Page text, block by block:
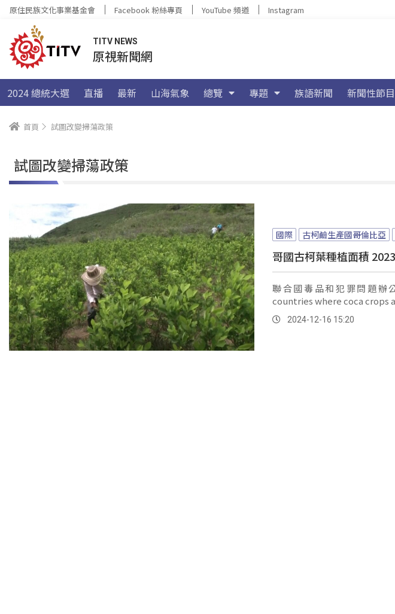
原住民族文化事業基金會 Facebook 粉絲專頁 YouTube 頻道 Instagram
TITV NEWS
原視新聞網
2024 總統大選 直播 最新 山海氣象 總覽 專題 族語新聞 新聞性節目
首頁 試圖改變掃蕩政策
試圖改變掃蕩政策
國際 古柯鹼生產國哥倫比亞
哥國古柯葉種植面積
聯合國毒品和犯罪問題辦
countries where coca crops
2024-12-16 15:20